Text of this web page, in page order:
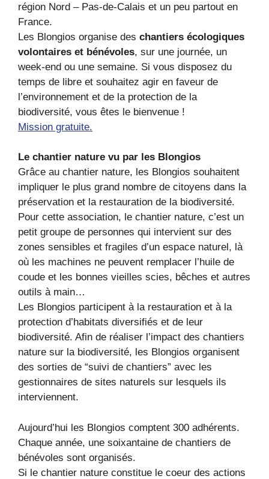
région Nord – Pas-de-Calais et un peu partout en
France.
Les Blongios organise des chantiers écologiques
volontaires et bénévoles, sur une journée, un
week-end ou une semaine. Si vous disposez du
temps de libre et souhaitez agir en faveur de
l’environnement et de la protection de la
biodiversité, vous êtes le bienvenue !
Mission gratuite.
Le chantier nature vu par les Blongios
Grâce au chantier nature, les Blongios souhaitent
impliquer le plus grand nombre de citoyens dans la
préservation et la restauration de la biodiversité.
Pour cette association, le chantier nature, c’est un
petit groupe de personnes qui intervient sur des
zones sensibles et fragiles d’un espace naturel, là
où les machines ne peuvent remplacer l’huile de
coude et les bonnes vieilles scies, bêches et autres
outils à main…
Les Blongios participent à la restauration et à la
protection d’habitats diversifiés et de leur
biodiversité. Afin de réaliser l’impact des chantiers
nature sur la biodiversité, les Blongios organisent
des sorties de “suivi de chantiers” avec les
gestionnaires de sites naturels sur lesquels ils
interviennent.
Aujourd’hui les Blongios comptent 300 adhérents.
Chaque année, une soixantaine de chantiers de
bénévoles sont organisés.
Si le chantier nature constitue le coeur des actions